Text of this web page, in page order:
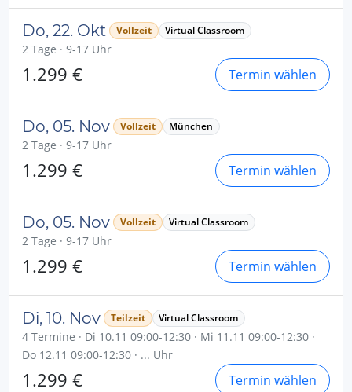
Do, 22. Okt Vollzeit Virtual Classroom
2 Tage · 9-17 Uhr
1.299 € Termin wählen
Do, 05. Nov Vollzeit München
2 Tage · 9-17 Uhr
1.299 € Termin wählen
Do, 05. Nov Vollzeit Virtual Classroom
2 Tage · 9-17 Uhr
1.299 € Termin wählen
Di, 10. Nov Teilzeit Virtual Classroom
4 Termine · Di 10.11 09:00-12:30 · Mi 11.11 09:00-12:30 ·
Do 12.11 09:00-12:30 · ... Uhr
1.299 € Termin wählen